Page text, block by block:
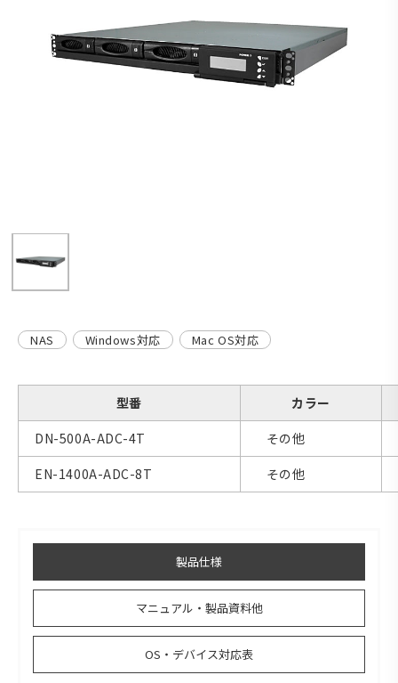
NAS Windows対応 Mac OS対応
型番
カラー
DN-500A-ADC-4T
その他
EN-1400A-ADC-8T
その他
製品仕様
マニュアル・製品資料他
OS・デバイス対応表